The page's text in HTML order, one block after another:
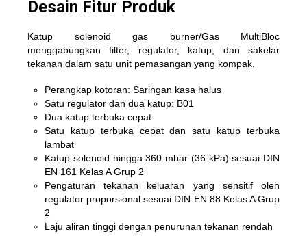
Desain Fitur Produk
Katup solenoid gas burner/Gas MultiBloc
menggabungkan filter, regulator, katup, dan sakelar
tekanan dalam satu unit pemasangan yang kompak.
Perangkap kotoran: Saringan kasa halus
Satu regulator dan dua katup: B01
Dua katup terbuka cepat
Satu katup terbuka cepat dan satu katup terbuka
lambat
Katup solenoid hingga 360 mbar (36 kPa) sesuai DIN
EN 161 Kelas A Grup 2
Pengaturan tekanan keluaran yang sensitif oleh
regulator proporsional sesuai DIN EN 88 Kelas A Grup
2
Laju aliran tinggi dengan penurunan tekanan rendah